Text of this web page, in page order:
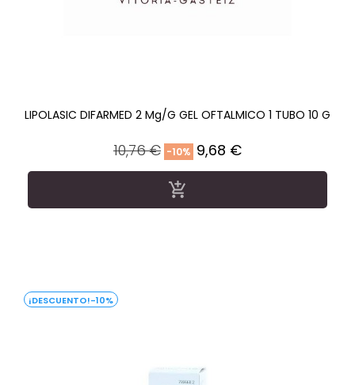
LIPOLASIC DIFARMED 2 Mg/g GEL OFTALMICO 1 TUBO 10 G
Precio
regular
10,76 € -10% Precio
9,68 €

-10%